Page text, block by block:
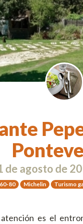
de agosto de
80 Michelin Turismo
es el